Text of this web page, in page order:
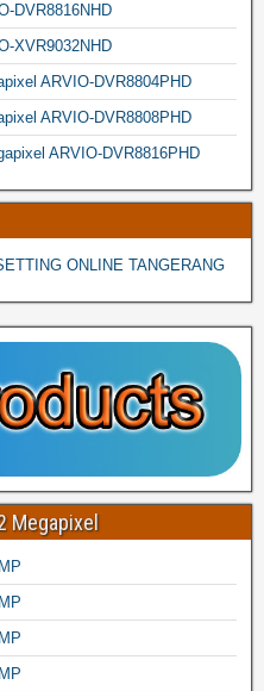
DVR8816NHD
XVR9032NHD
ARVIO-DVR8804PHD
ARVIO-DVR8808PHD
ARVIO-DVR8816PHD
ONLINE TANGERANG
Megapixel